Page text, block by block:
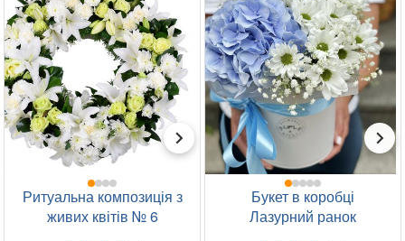
Ритуальна композиція з
живих квітів № 6
Букет в коробці
Лазурний ранок